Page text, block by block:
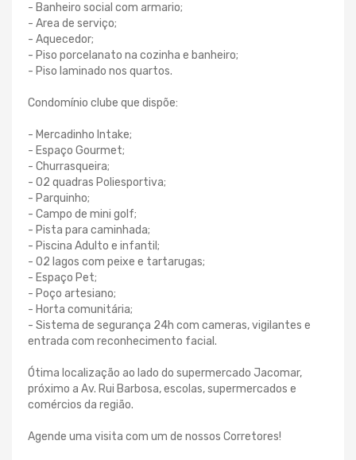
- Banheiro social com armario;
- Area de serviço;
- Aquecedor;
- Piso porcelanato na cozinha e banheiro;
- Piso laminado nos quartos.
Condomínio clube que dispõe:
- Mercadinho Intake;
- Espaço Gourmet;
- Churrasqueira;
- 02 quadras Poliesportiva;
- Parquinho;
- Campo de mini golf;
- Pista para caminhada;
- Piscina Adulto e infantil;
- 02 lagos com peixe e tartarugas;
- Espaço Pet;
- Poço artesiano;
- Horta comunitária;
- Sistema de segurança 24h com cameras, vigilantes e
entrada com reconhecimento facial.
Ótima localização ao lado do supermercado Jacomar,
próximo a Av. Rui Barbosa, escolas, supermercados e
comércios da região.
Agende uma visita com um de nossos Corretores!